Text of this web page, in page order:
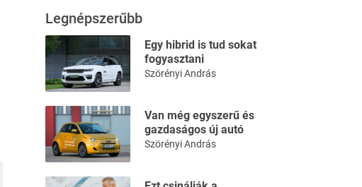
Legnépszerűbb
Egy hibrid is tud sokat
fogyasztani
Szörényi András
Van még egyszerű és
gazdaságos új autó
Szörényi András